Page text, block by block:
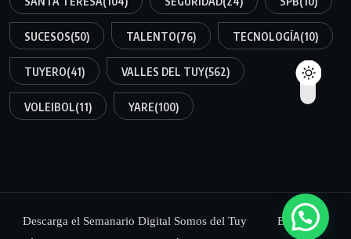
SUCESOS(50) TALENTO(76) TECNOLOGÍA(10)
TUYERO(41) VALLES DEL TUY(562)
VOLEIBOL(11) YARE(100)
Descarga el Semanario Digital Somos del Tuy
Blog